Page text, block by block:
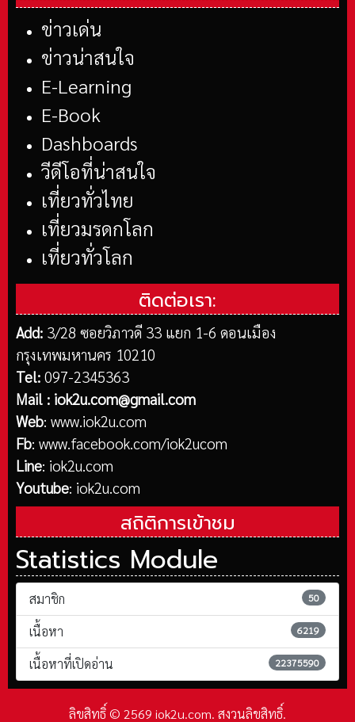
ข่าวเด่น
ข่าวน่าสนใจ
E-Learning
E-Book
Dashboards
วีดีโอที่น่าสนใจ
เที่ยวทั่วไทย
เที่ยวมรดกโลก
เที่ยวทั่วโลก
ติดต่อเรา:
Add: 3/28 ซอยวิภาวดี 33 แยก 1-6 ดอนเมือง
กรุงเทพมหานคร 10210
Tel: 097-2345363
Mail : iok2u.com@gmail.com
Web: www.iok2u.com
Fb: www.facebook.com/iok2ucom
Line: iok2u.com
Youtube: iok2u.com
สถิติการเข้าชม
Statistics Module
สมาชิก 50
เนื้อหา 6219
เนื้อหาที่เปิดอ่าน 22375590
ลิขสิทธิ์ © 2569 iok2u.com. สงวนลิขสิทธิ์.